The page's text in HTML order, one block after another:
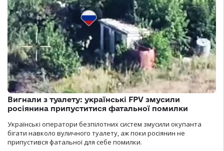
Вигнали з туалету: українські FPV змусили
росіянина припуститися фатальної помилки
Українські оператори безпілотних систем змусили окупанта
бігати навколо вуличного туалету, аж поки росіянин не
припустився фатальної для себе помилки.